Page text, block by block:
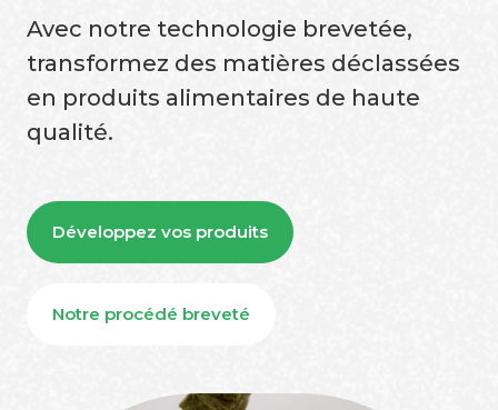
Avec notre technologie brevetée,
transformez des matières déclassées
en produits alimentaires de haute
qualité.
Développez vos produits
Notre procédé breveté